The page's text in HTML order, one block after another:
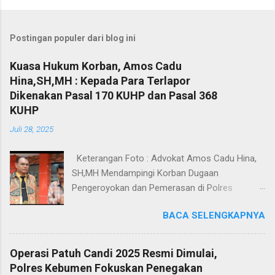
Postingan populer dari blog ini
Kuasa Hukum Korban, Amos Cadu
Hina,SH,MH : Kepada Para Terlapor
Dikenakan Pasal 170 KUHP dan Pasal 368
KUHP
Juli 28, 2025
Keterangan Foto : Advokat Amos Cadu Hina,
SH,MH Mendampingi Korban Dugaan
Pengeroyokan dan Pemerasan di Polres
masing merupakan korban dugaan
pengeroyokan dan pemerasan didampingi
Kuasa Hukum Amos Cadu Hina,SH,MH
mendatangi Polres Jakarta Selatan, Senin
BACA SELENGKAPNYA
Operasi Patuh Candi 2025 Resmi Dimulai,
Polres Kebumen Fokuskan Penegakan